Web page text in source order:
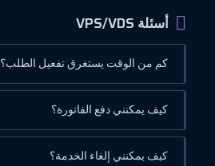
أسئلة VPS/VDS
كم من الوقت يستغرق تفعيل الطلب؟
كيف يمكنني دفع الفاتورة؟
كيف يمكنني إلغاء الخدمة؟